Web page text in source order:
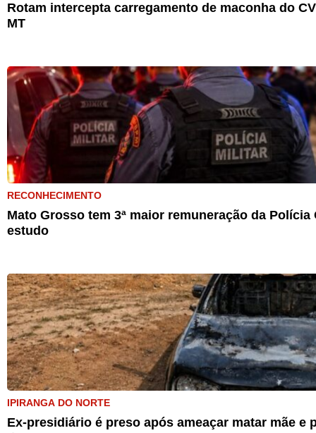
Rotam intercepta carregamento de maconha do
MT
RECONHECIMENTO
Mato Grosso tem 3ª maior remuneração da Polícia
estudo
IPIRANGA DO NORTE
Ex-presidiário é preso após ameaçar matar mãe